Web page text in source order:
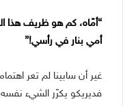
“أمّاه، كم هو ظريف هذا
أمي بنار في رأسي!”
غير أن سابينا لم تعر
فديريكو يكرّر الشيء نفسه